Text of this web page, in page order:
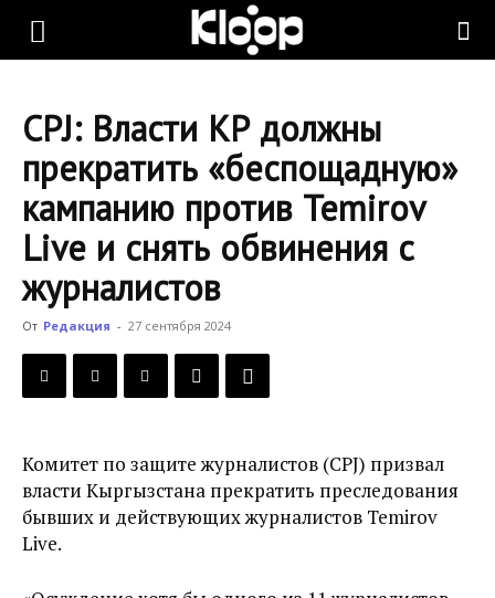
KLOOP.KG
Новости
Кыргызстана
CPJ: Власти КР должны
прекратить «беспощадную»
кампанию против Temirov
Live и снять обвинения с
журналистов
От Редакция - 27 сентября 2024
Комитет по защите журналистов (CPJ) призвал
власти Кыргызстана прекратить преследования
бывших и действующих журналистов Temirov
Live.